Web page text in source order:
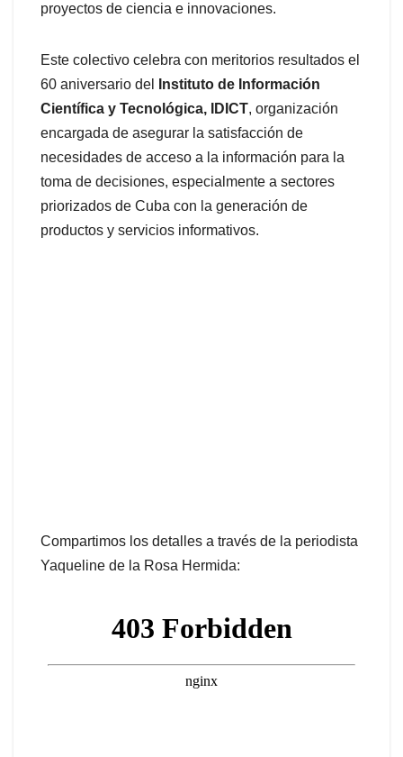
proyectos de ciencia e innovaciones.
Este colectivo celebra con meritorios resultados el
60 aniversario del
Instituto de Información
Científica y Tecnológica, IDICT, organización
encargada de asegurar la satisfacción de
necesidades de acceso a la información para la
toma de decisiones, especialmente a sectores
priorizados de Cuba con la generación de
productos y servicios informativos.
Compartimos los detalles a través de la periodista
Yaqueline de la Rosa Hermida: